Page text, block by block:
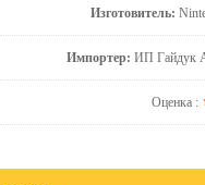
Изготовитель:
Импортер: ИП Гайдук
Оценка :